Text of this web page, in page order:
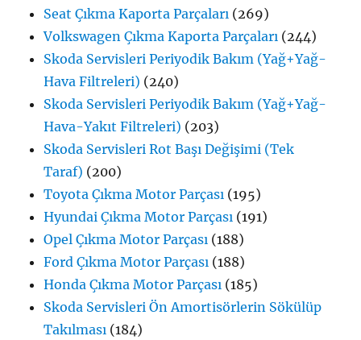
Seat Çıkma Kaporta Parçaları (269)
Volkswagen Çıkma Kaporta Parçaları (244)
Skoda Servisleri Periyodik Bakım (Yağ+Yağ-
Hava Filtreleri) (240)
Skoda Servisleri Periyodik Bakım (Yağ+Yağ-
Hava-Yakıt Filtreleri) (203)
Skoda Servisleri Rot Başı Değişimi (Tek
Taraf) (200)
Toyota Çıkma Motor Parçası (195)
Hyundai Çıkma Motor Parçası (191)
Opel Çıkma Motor Parçası (188)
Ford Çıkma Motor Parçası (188)
Honda Çıkma Motor Parçası (185)
Skoda Servisleri Ön Amortisörlerin Sökülüp
Takılması (184)